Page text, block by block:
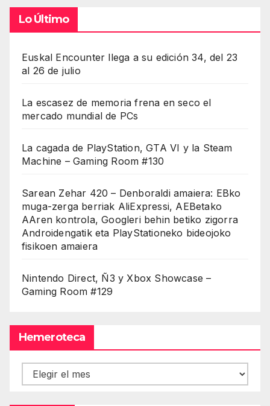
Lo Último
Euskal Encounter llega a su edición 34, del 23
al 26 de julio
La escasez de memoria frena en seco el
mercado mundial de PCs
La cagada de PlayStation, GTA VI y la Steam
Machine – Gaming Room #130
Sarean Zehar 420 – Denboraldi amaiera: EBko
muga-zerga berriak AliExpressi, AEBetako
AAren kontrola, Googleri behin betiko zigorra
Androidengatik eta PlayStationeko bideojoko
fisikoen amaiera
Nintendo Direct, Ñ3 y Xbox Showcase –
Gaming Room #129
Hemeroteca
Hemeroteca